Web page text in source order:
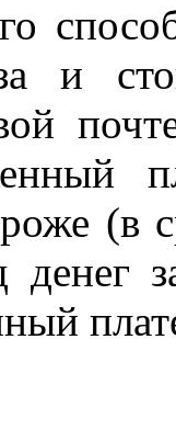
и
(в
денег